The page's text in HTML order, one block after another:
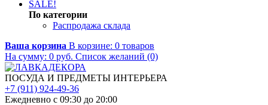
SALE!
По категории
Распродажа склада
Ваша корзина В корзине: 0 товаров
На сумму: 0 руб. Список желаний (0)
ПОСУДА И ПРЕДМЕТЫ ИНТЕРЬЕРА
+7 (911) 924-49-36
Ежедневно с 09:30 до 20:00